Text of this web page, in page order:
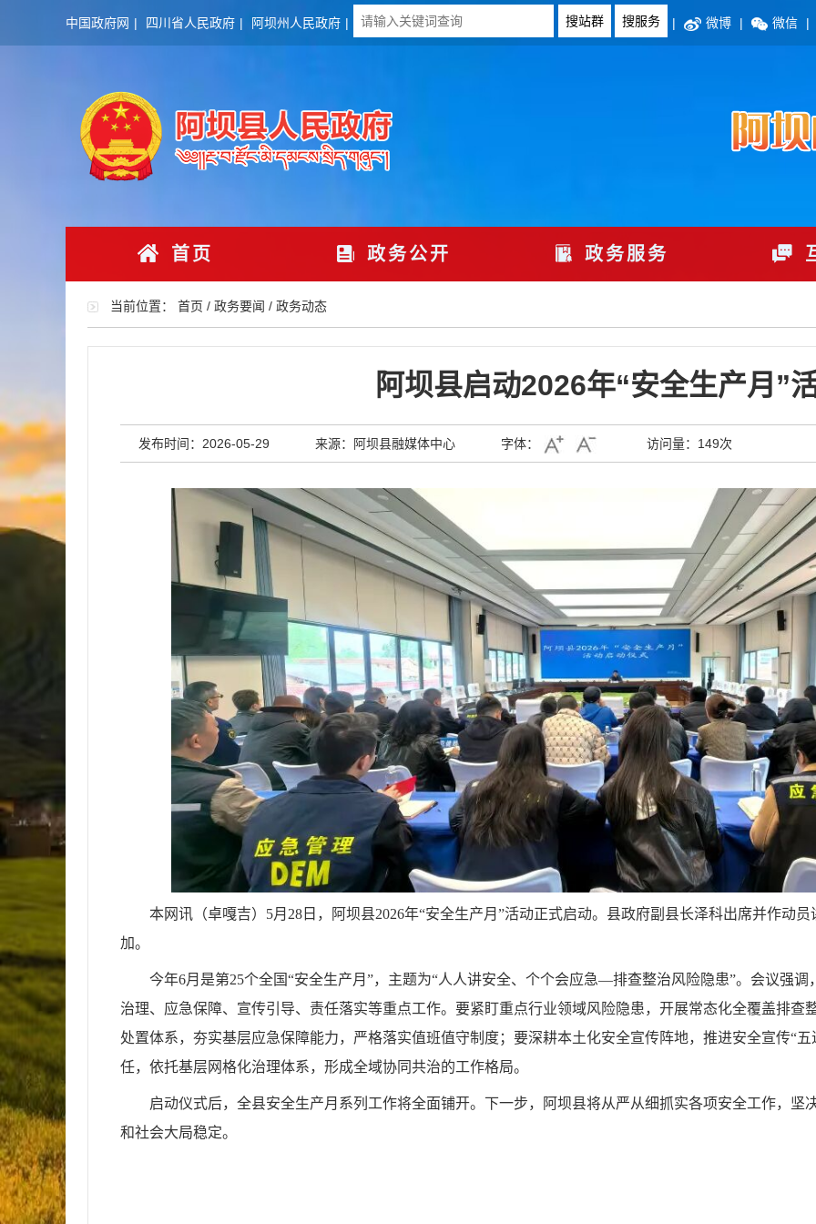
中国政府网 | 四川省人民政府 | 阿坝州人民政府 | | 微博 | 微信 |
首页 政务公开 政务服务
当前位置： 首页 / 政务要闻 / 政务动态
阿坝县启动2026年“安全生产月”
发布时间：2026-05-29 来源：阿坝县融媒体中心 字体： 访问量： 149次
本网讯（卓嘎吉） 5月28日，阿坝县2026年“安全生产月”活动正式启动。县政府副县长泽科出席并作动
加。
今年6月是第25个全国“安全生产月”，主题为“人人讲安全、个个会应急—排查整治风险隐患”。会议强
治理、应急保障、宣传引导、责任落实等重点工作。要紧盯重点行业领域风险隐患，开展常态化全覆盖排查
处置体系，夯实基层应急保障能力，严格落实值班值守制度；要深耕本土化安全宣传阵地，推进安全宣传“
任，依托基层网格化治理体系，形成全域协同共治的工作格局。
启动仪式后，全县安全生产月系列工作将全面铺开。下一步，阿坝县将从严从细抓实各项安全工作，坚
和社会大局稳定。